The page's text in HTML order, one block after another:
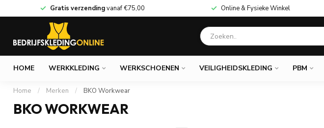
Gratis verzendingvanaf€75,00 Online & Fysieke Winkel
HOME WERKKLEDING WERKSCHOENEN VEILIGHEIDSKLEDING PBM
Home / Merken / BKO Workwear
BKO WORKWEAR